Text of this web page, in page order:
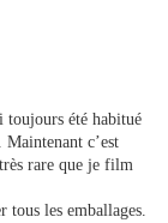
été habitué
c’est
rare que je film
tous les emballages.